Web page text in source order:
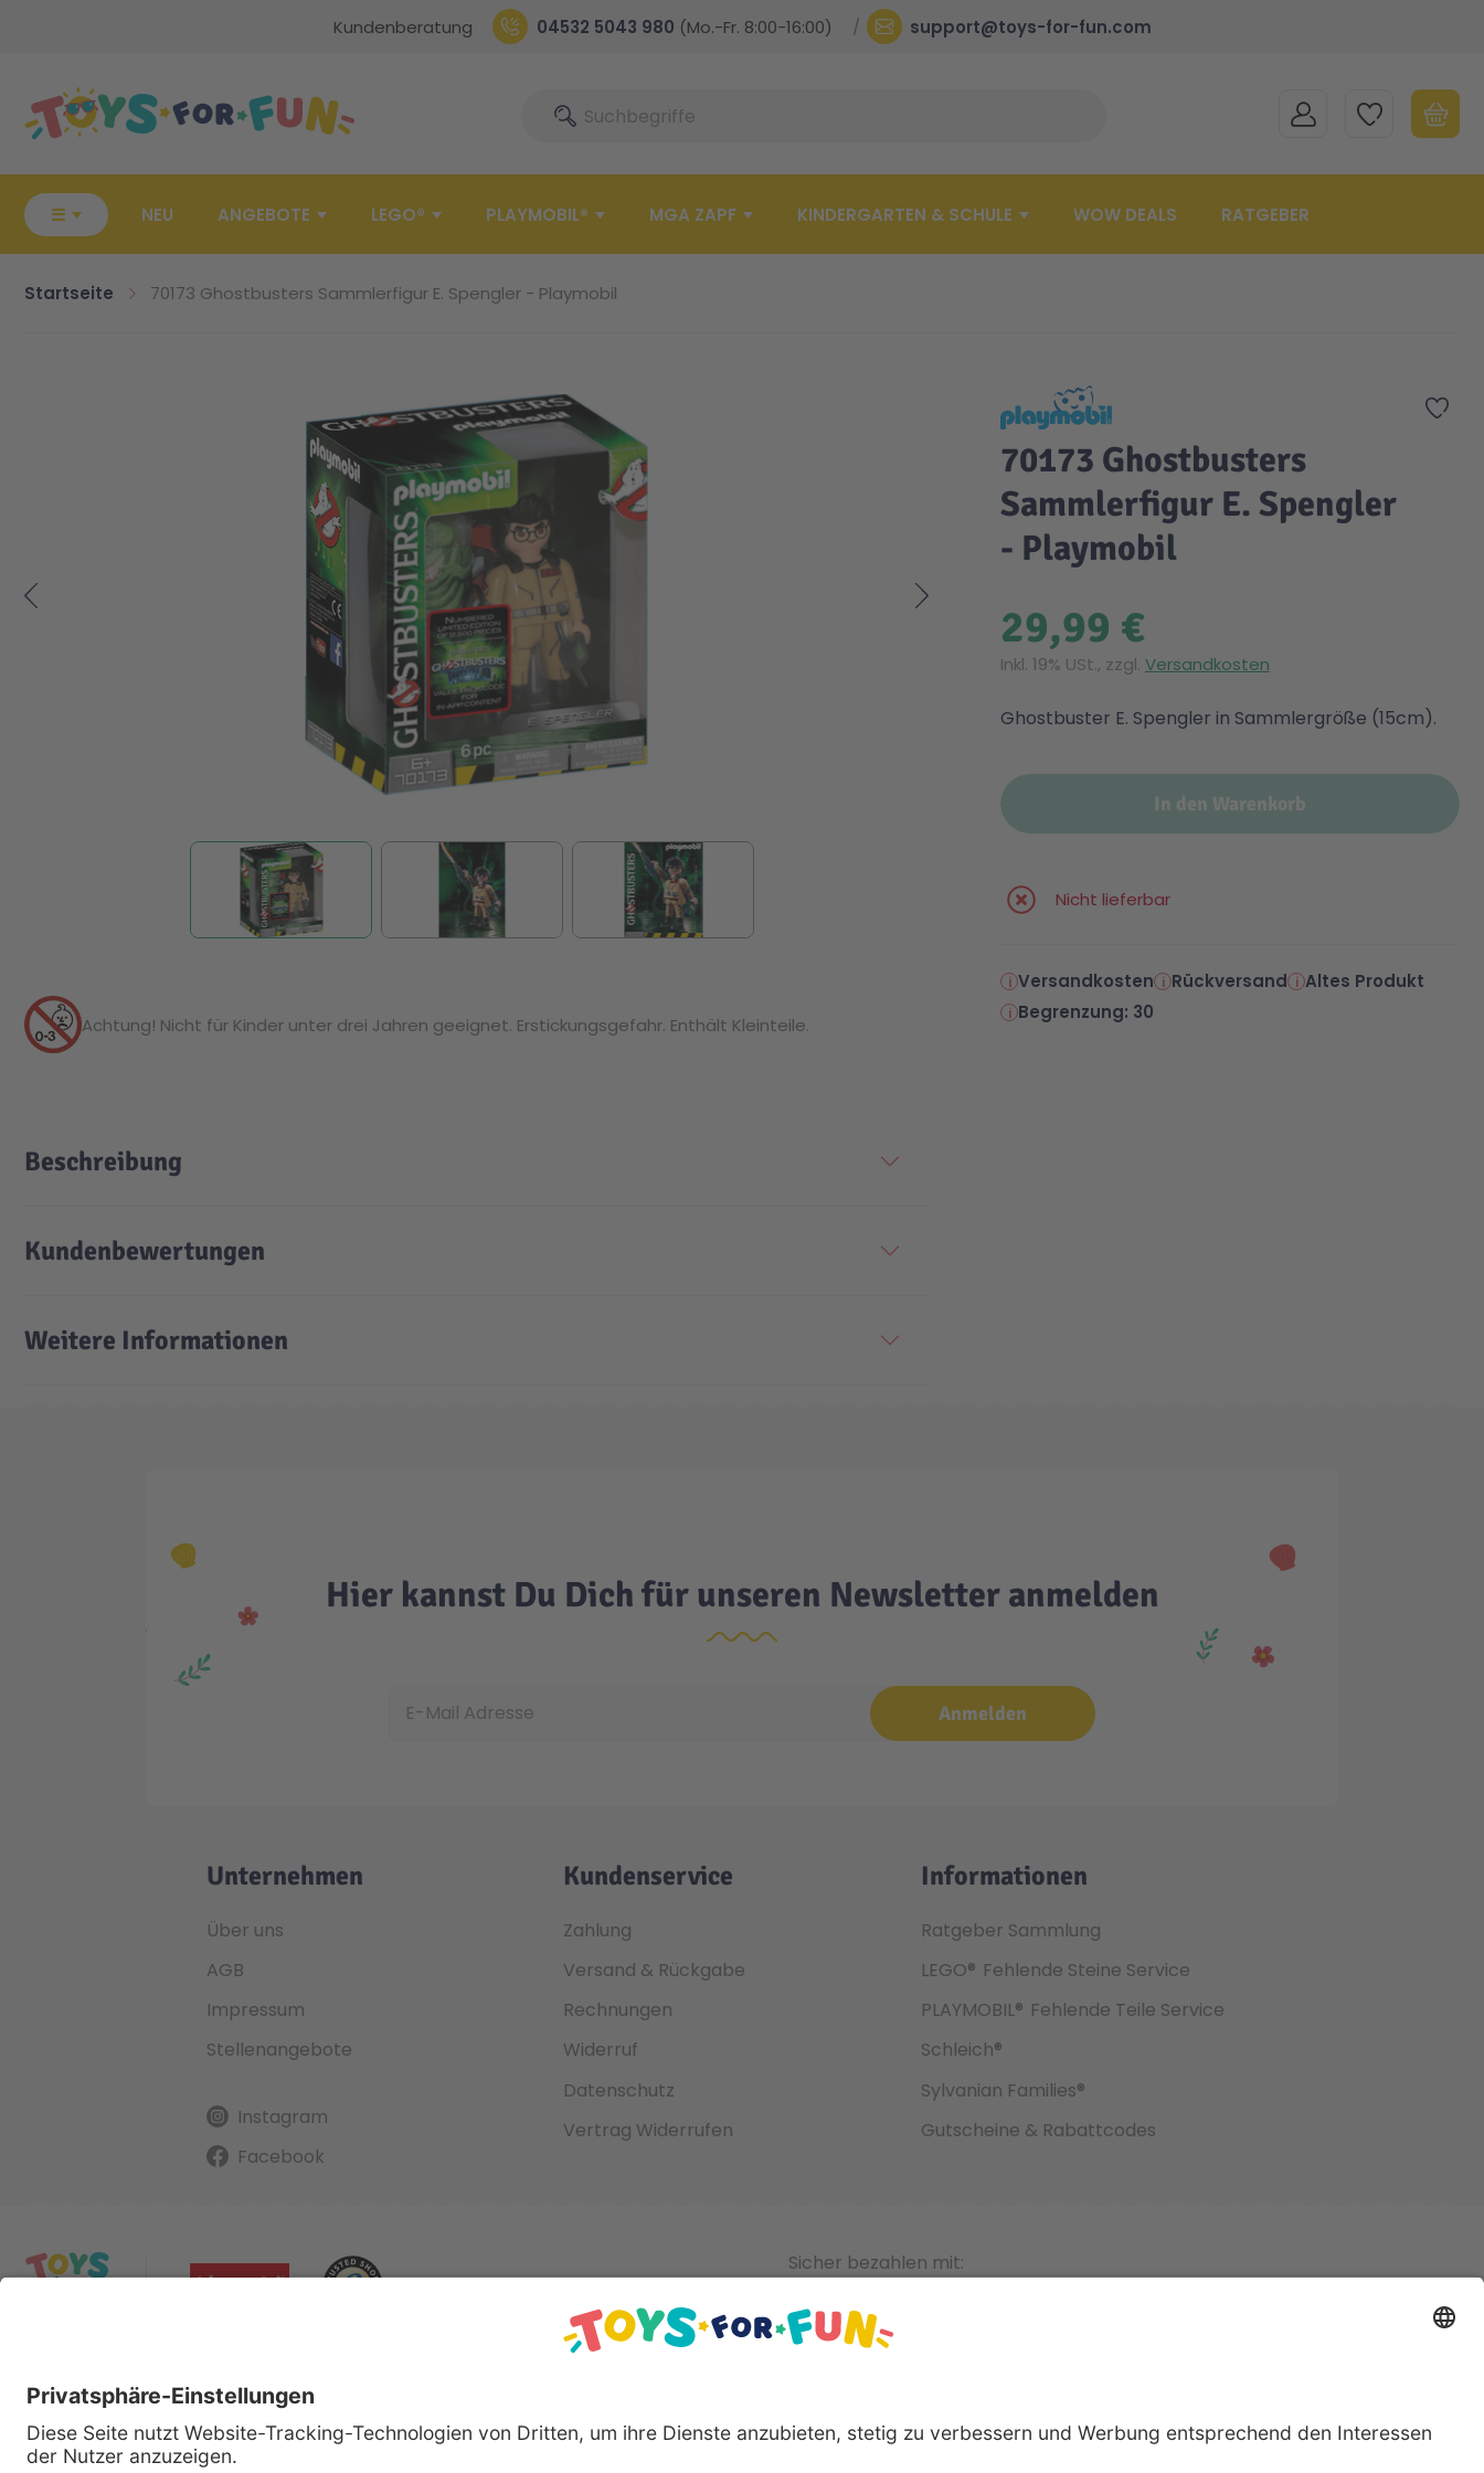
Kundenberatung 04532 5043 980 (Mo.-Fr. 8:00-16:00) support@toys-for-fun.com
SucheSuche MEIN KONTOMEINE WUNSCHLISTE
☰ NEU ANGEBOTE LEGO® PLAYMOBIL® MGA ZAPF KINDERGARTEN & SCHULE WOW DEALS RATGEBER
Startseite 70173 Ghostbusters Sammlerfigur E. Spengler - Playmobil
Zur
70173 Ghostbusters
Sammlerfigur E. Spengler
- Playmobil
29,99 €
Inkl. 19% USt., zzgl. Versandkosten
Ghostbuster E. Spengler in Sammlergröße (15cm).
In den Warenkorb
Nicht lieferbar
Versandkosten Rückversand
Altes Produkt
Begrenzung: 30
Achtung! Nicht für Kinder unter drei Jahren geeignet. Erstickungsgefahr. Enthält Kleinteile.
Beschreibung
Kundenbewertungen
Weitere Informationen
Hier kannst Du Dich für unseren Newsletter anmelden
Anmelden
Unternehmen
Über uns
AGB
Impressum
Stellenangebote
Instagram
Facebook
Kundenservice
Zahlung
Versand & Rückgabe
Rechnungen
Widerruf
Datenschutz
Vertrag Widerrufen
Informationen
Ratgeber Sammlung
LEGO® Fehlende Steine Service
PLAYMOBIL® Fehlende Teile Service
Schleich®
Sylvanian Families®
Gutscheine & Rabattcodes
Sicher bezahlen mit: